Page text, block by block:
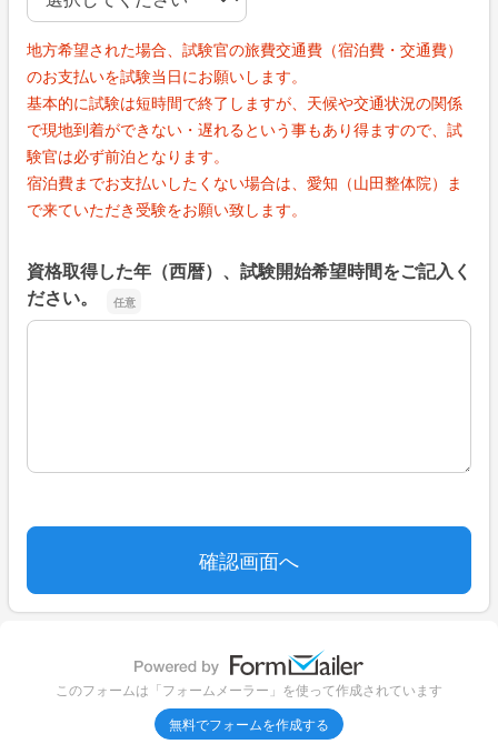
地方希望された場合、試験官の旅費交通費（宿泊費・交通費）
のお支払いを試験当日にお願いします。
基本的に試験は短時間で終了しますが、天候や交通状況の関係
で現地到着ができない・遅れるという事もあり得ますので、試
験官は必ず前泊となります。
宿泊費までお支払いしたくない場合は、愛知（山田整体院）ま
で来ていただき受験をお願い致します。
資格取得した年（西暦）、試験開始希望時間をご記入く
ださい。
資格取得した年（西暦）、試験開始希望時間をご記入くだ
このフォームは「フォームメーラー」を使って作成されています
無料でフォームを作成する